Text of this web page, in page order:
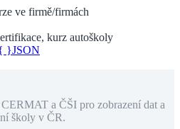
ve firmě/firmách
kurz autoškoly
}JSON
a ČŠI pro zobrazení dat a
školy v ČR.